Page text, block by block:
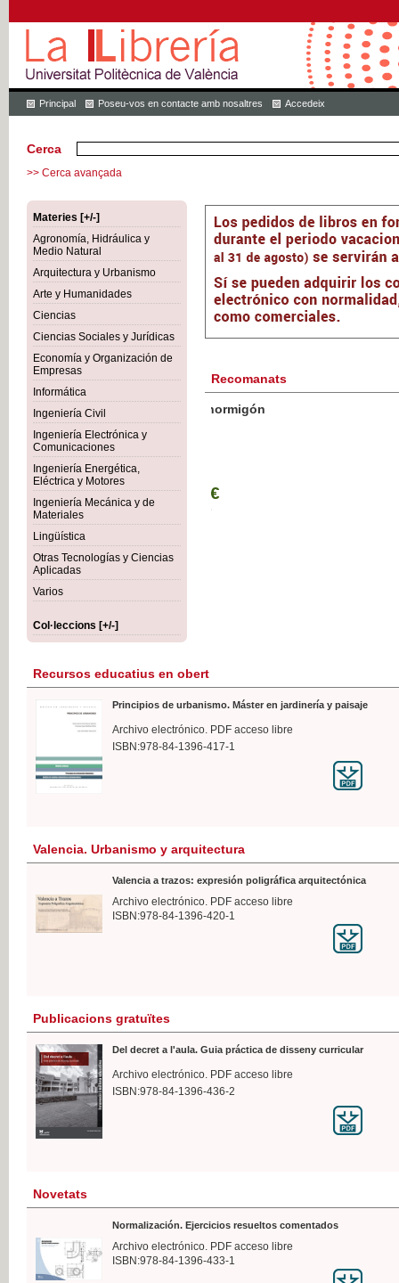
Principal Poseu-vos en contacte amb nosaltres Accedeix
Cerca
>> Cerca avançada
Materies [+/-]
Agronomía, Hidráulica y
Medio Natural
Arquitectura y Urbanismo
Arte y Humanidades
Ciencias
Ciencias Sociales y Jurídicas
Economía y Organización de
Empresas
Informática
Ingeniería Civil
Ingeniería Electrónica y
Comunicaciones
Ingeniería Energética,
Eléctrica y Motores
Ingeniería Mecánica y de
Materiales
Lingüística
Otras Tecnologías y Ciencias
Aplicadas
Varios
Col·leccions [+/-]
Recomanats
Botánica Agroalimentaria
Recursos educatius en obert
Principios de urbanismo. Máster en jardinería y paisaje
Archivo electrónico. PDF acceso libre
ISBN:978-84-1396-417-1
Valencia. Urbanismo y arquitectura
Valencia a trazos: expresión poligráfica arquitectónica
Archivo electrónico. PDF acceso libre
ISBN:978-84-1396-420-1
Publicacions gratuïtes
Del decret a l'aula. Guia práctica de disseny curricular
Archivo electrónico. PDF acceso libre
ISBN:978-84-1396-436-2
Novetats
Normalización. Ejercicios resueltos comentados
Archivo electrónico. PDF acceso libre
ISBN:978-84-1396-433-1